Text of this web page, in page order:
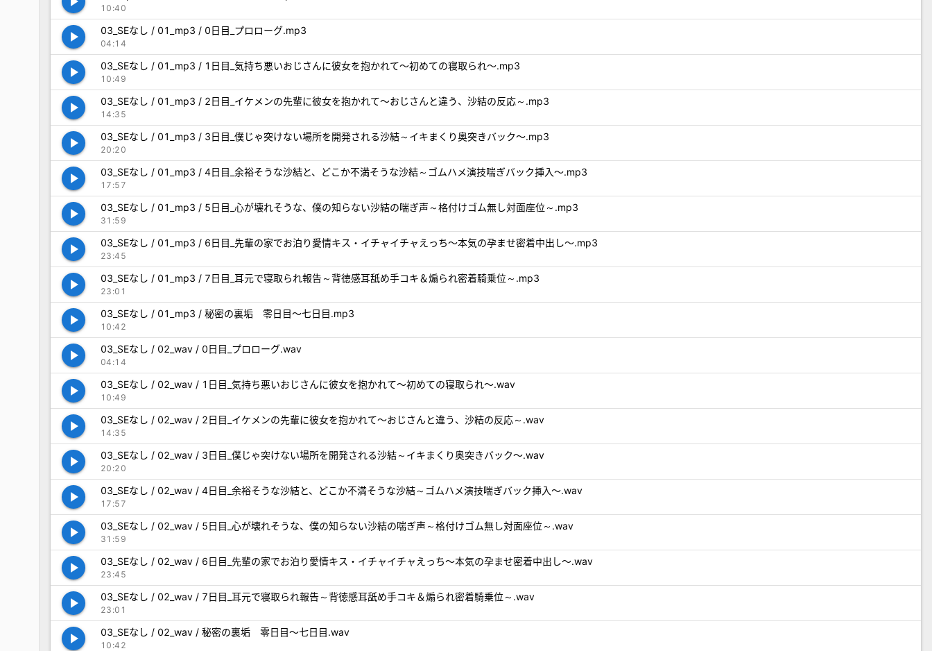
10:40
play_arrow 03_SEなし / 01_mp3 / 0日目_プロローグ.mp3
04:14
play_arrow 03_SEなし / 01_mp3 / 1日目_気持ち悪いおじさんに彼女を抱かれて～初めての寝取られ～.mp3
10:49
play_arrow 03_SEなし / 01_mp3 / 2日目_イケメンの先輩に彼女を抱かれて～おじさんと違う、沙結の反応～.mp3
14:35
play_arrow 03_SEなし / 01_mp3 / 3日目_僕じゃ突けない場所を開発される沙結～イキまくり奥突きバック～.mp3
20:20
play_arrow 03_SEなし / 01_mp3 / 4日目_余裕そうな沙結と、どこか不満そうな沙結～ゴムハメ演技喘ぎバック挿入～.mp3
17:57
play_arrow 03_SEなし / 01_mp3 / 5日目_心が壊れそうな、僕の知らない沙結の喘ぎ声～格付けゴム無し対面座位～.mp3
31:59
play_arrow 03_SEなし / 01_mp3 / 6日目_先輩の家でお泊り愛情キス・イチャイチャえっち～本気の孕ませ密着中出し～.mp3
23:45
play_arrow 03_SEなし / 01_mp3 / 7日目_耳元で寝取られ報告～背徳感耳舐め手コキ＆煽られ密着騎乗位～.mp3
23:01
play_arrow 03_SEなし / 01_mp3 / 秘密の裏垢 零日目～七日目.mp3
10:42
play_arrow 03_SEなし / 02_wav / 0日目_プロローグ.wav
04:14
play_arrow 03_SEなし / 02_wav / 1日目_気持ち悪いおじさんに彼女を抱かれて～初めての寝取られ～.wav
10:49
play_arrow 03_SEなし / 02_wav / 2日目_イケメンの先輩に彼女を抱かれて～おじさんと違う、沙結の反応～.wav
14:35
play_arrow 03_SEなし / 02_wav / 3日目_僕じゃ突けない場所を開発される沙結～イキまくり奥突きバック～.wav
20:20
play_arrow 03_SEなし / 02_wav / 4日目_余裕そうな沙結と、どこか不満そうな沙結～ゴムハメ演技喘ぎバック挿入～.wav
17:57
play_arrow 03_SEなし / 02_wav / 5日目_心が壊れそうな、僕の知らない沙結の喘ぎ声～格付けゴム無し対面座位～.wav
31:59
play_arrow 03_SEなし / 02_wav / 6日目_先輩の家でお泊り愛情キス・イチャイチャえっち～本気の孕ませ密着中出し～.wav
23:45
play_arrow 03_SEなし / 02_wav / 7日目_耳元で寝取られ報告～背徳感耳舐め手コキ＆煽られ密着騎乗位～.wav
23:01
play_arrow 03_SEなし / 02_wav / 秘密の裏垢 零日目～七日目.wav
10:42